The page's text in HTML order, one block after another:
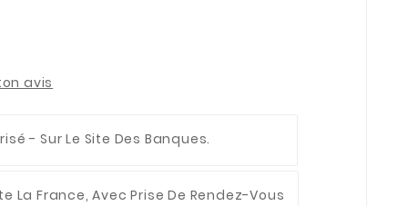
avis
- Sur Le Site Des Banques.
La France, Avec Prise De Rendez-Vous